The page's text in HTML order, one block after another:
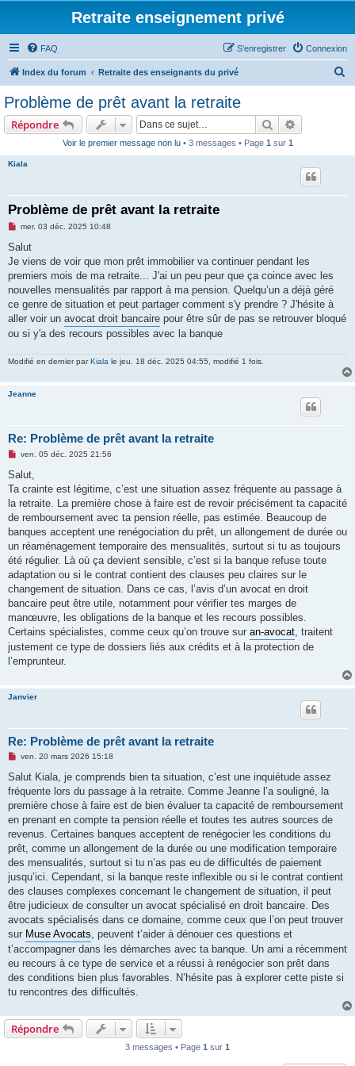
Retraite enseignement privé
FAQ Connexion
S’enregistrer
Index du forum Retraite des enseignants du privé
Problème de prêt avant la retraite
Répondre Rechercher
Voir le premier message non lu• 3 messages • Page 1 sur 1
Kiala
Problème de prêt avant la retraite
M
s
a
g
n
o
l
u
mer. 03 déc. 2025 10:48
Salut
Je viens de voir que mon prêt immobilier va continuer pendant les
premiers mois de ma retraite... J'ai un peu peur que ça coince avec les
nouvelles mensualités par rapport à ma pension. Quelqu’un a déjà géré
ce genre de situation et peut partager comment s'y prendre ? J'hésite à
aller voir un avocat droit bancaire pour être sûr de pas se retrouver bloqué
ou si y'a des recours possibles avec la banque
Modifié en dernier parKiala le jeu. 18 déc. 2025 04:55, modifié 1 fois.
Jeanne
Re: Problème de prêt avant la retraite
M
s
a
g
n
o
l
u
ven. 05 déc. 2025 21:56
Salut,
Ta crainte est légitime, c’est une situation assez fréquente au passage à
la retraite. La première chose à faire est de revoir précisément ta capacité
de remboursement avec ta pension réelle, pas estimée. Beaucoup de
banques acceptent une renégociation du prêt, un allongement de durée ou
un réaménagement temporaire des mensualités, surtout si tu as toujours
été régulier. Là où ça devient sensible, c’est si la banque refuse toute
adaptation ou si le contrat contient des clauses peu claires sur le
changement de situation. Dans ce cas, l’avis d’un avocat en droit
bancaire peut être utile, notamment pour vérifier tes marges de
manœuvre, les obligations de la banque et les recours possibles.
Certains spécialistes, comme ceux qu’on trouve sur an-avocat , traitent
justement ce type de dossiers liés aux crédits et à la protection de
l’emprunteur.
Janvier
Re: Problème de prêt avant la retraite
M
s
a
g
n
o
l
u
ven. 20 mars 2026 15:18
Salut Kiala, je comprends bien ta situation, c’est une inquiétude assez
fréquente lors du passage à la retraite. Comme Jeanne l’a souligné, la
première chose à faire est de bien évaluer ta capacité de remboursement
en prenant en compte ta pension réelle et toutes tes autres sources de
revenus. Certaines banques acceptent de renégocier les conditions du
prêt, comme un allongement de la durée ou une modification temporaire
des mensualités, surtout si tu n’as pas eu de difficultés de paiement
jusqu’ici. Cependant, si la banque reste inflexible ou si le contrat contient
des clauses complexes concernant le changement de situation, il peut
être judicieux de consulter un avocat spécialisé en droit bancaire. Des
avocats spécialisés dans ce domaine, comme ceux que l’on peut trouver
sur Muse Avocats, peuvent t’aider à dénouer ces questions et
t’accompagner dans les démarches avec ta banque. Un ami a récemment
eu recours à ce type de service et a réussi à renégocier son prêt dans
des conditions bien plus favorables. N’hésite pas à explorer cette piste si
tu rencontres des difficultés.
Répondre
3 messages • Page 1 sur 1